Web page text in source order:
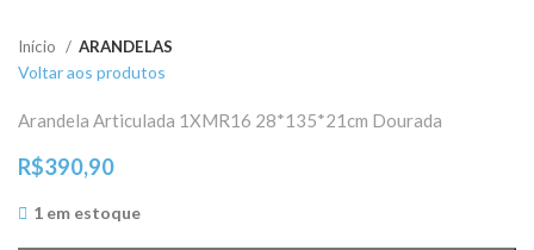
Início ARANDELAS
Voltar aos produtos
Arandela Articulada 1XMR16 28*135*21cm Dourada
R$390,90
1 em estoque